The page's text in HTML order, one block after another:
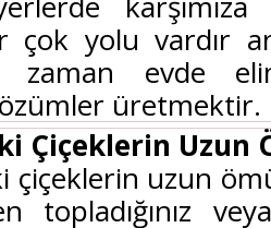
çok yolu vardır
zaman evde
üretmektir.
Çiçeklerin Uzun
çiçeklerin uzun
topladığınız